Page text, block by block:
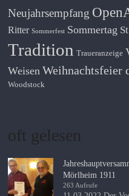
Neujahrsempfang
Ritter Sommerfest Sommertag
Tradition Traueranzeige
Weisen Weihnachtsfeier
Woodstock
oft gelesen
Mörlheim 1911
263 Aufrufe